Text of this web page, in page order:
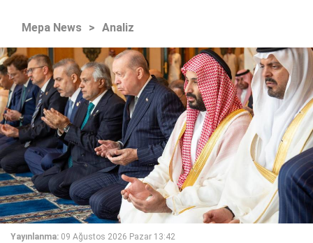
Mepa News > Analiz
Yayınlanma: 09 Ağustos 2026 Pazar 13:42